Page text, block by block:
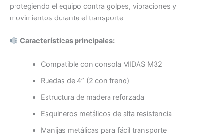
protegiendo el equipo contra golpes, vibraciones y
movimientos durante el transporte.
Características principales:
Compatible con consola MIDAS M32
Ruedas de 4” (2 con freno)
Estructura de madera reforzada
Esquineros metálicos de alta resistencia
Manijas metálicas para fácil transporte